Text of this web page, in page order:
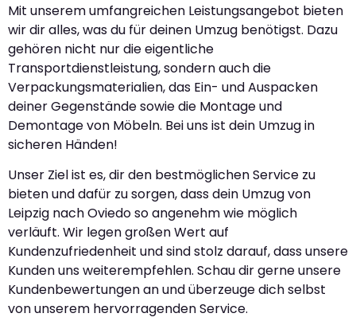
Mit unserem umfangreichen Leistungsangebot bieten
wir dir alles, was du für deinen Umzug benötigst. Dazu
gehören nicht nur die eigentliche
Transportdienstleistung, sondern auch die
Verpackungsmaterialien, das Ein- und Auspacken
deiner Gegenstände sowie die Montage und
Demontage von Möbeln. Bei uns ist dein Umzug in
sicheren Händen!
Unser Ziel ist es, dir den bestmöglichen Service zu
bieten und dafür zu sorgen, dass dein Umzug von
Leipzig nach Oviedo so angenehm wie möglich
verläuft. Wir legen großen Wert auf
Kundenzufriedenheit und sind stolz darauf, dass unsere
Kunden uns weiterempfehlen. Schau dir gerne unsere
Kundenbewertungen an und überzeuge dich selbst
von unserem hervorragenden Service.